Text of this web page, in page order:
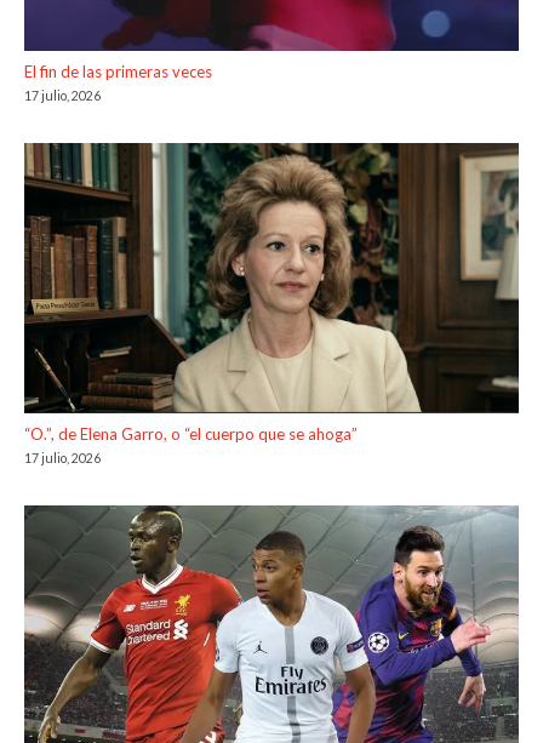
El fin de las primeras veces
17 julio, 2026
“O.”, de Elena Garro, o “el cuerpo que se ahoga”
17 julio, 2026